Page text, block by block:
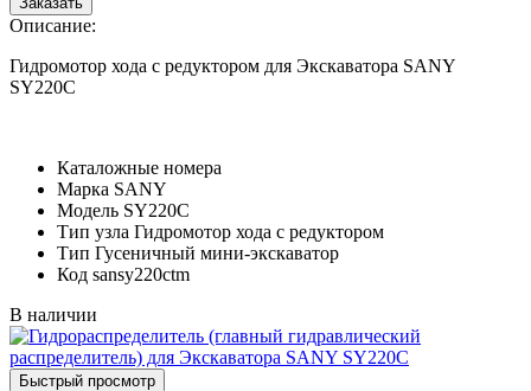
Описание:
Гидромотор хода с редуктором для Экскаватора SANY
SY220C
Каталожные номера
Марка SANY
Модель SY220C
Тип узла Гидромотор хода с редуктором
Тип Гусеничный мини-экскаватор
Код sansy220ctm
В наличии